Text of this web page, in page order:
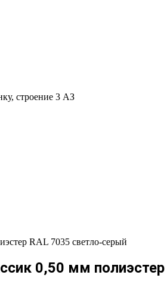
строение 3 АЗ
RAL 7035 светло-серый
0,50 мм